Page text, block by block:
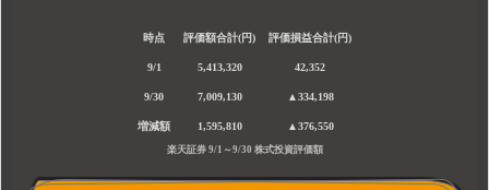
時点 評価額合計(円) 評価損益合計(円)
9/1 5,413,320 42,352
9/30 7,009,130 ▲334,198
増減額 1,595,810 ▲376,550
楽天証券 9/1～9/30 株式投資評価額